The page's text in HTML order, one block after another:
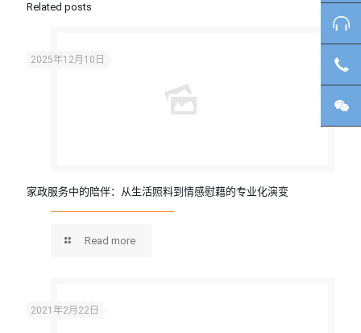
Related posts
2025年12月10日
家政服务中的陪伴：从生活照料到情感慰藉的专业化演变
Read more
2021年2月22日
咨
客
微